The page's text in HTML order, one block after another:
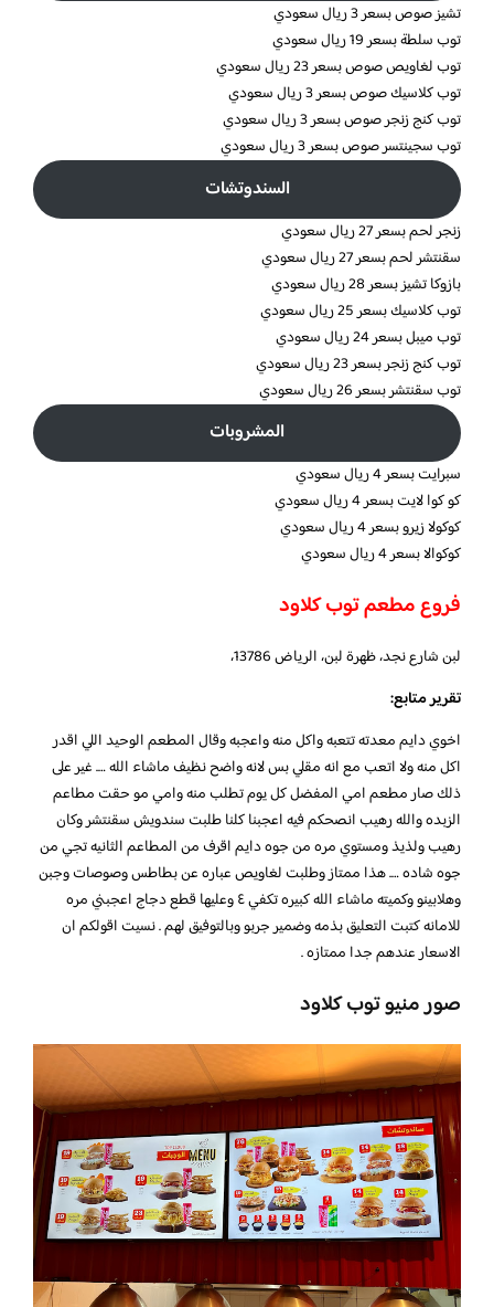
تشيز صوص بسعر 3 ريال سعودي
توب سلطة بسعر 19 ريال سعودي
توب لغاويص صوص بسعر 23 ريال سعودي
توب كلاسيك صوص بسعر 3 ريال سعودي
توب كنج زنجر صوص بسعر 3 ريال سعودي
توب سجينتسر صوص بسعر 3 ريال سعودي
السندوتشات
زنجر لحم بسعر 27 ريال سعودي
سقنتشر لحم بسعر 27 ريال سعودي
بازوكا تشيز بسعر 28 ريال سعودي
توب كلاسيك بسعر 25 ريال سعودي
توب ميبل بسعر 24 ريال سعودي
توب كنج زنجر بسعر 23 ريال سعودي
توب سقنتشر بسعر 26 ريال سعودي
المشروبات
سبرايت بسعر 4 ريال سعودي
كو كوا لايت بسعر 4 ريال سعودي
كوكولا زيرو بسعر 4 ريال سعودي
كوكوالا بسعر 4 ريال سعودي
فروع مطعم توب كلاود
لبن شارع نجد، ظهرة لبن، الرياض 13786،
تقرير متابع:
اخوي دايم معدته تتعبه واكل منه واعجبه وقال المطعم الوحيد اللي اقدر
اكل منه ولا اتعب مع انه مقلي بس لانه واضح نظيف ماشاء الله …. غير على
ذلك صار مطعم امي المفضل كل يوم تطلب منه وامي مو حقت مطاعم
الزبده والله رهيب انصحكم فيه اعجبنا كلنا طلبت سندويش سقنتشر وكان
رهيب ولذيذ ومستوي مره من جوه دايم اقرف من المطاعم الثانيه تجي من
جوه شاده …. هذا ممتاز وطلبت لغاويص عباره عن بطاطس وصوصات وجبن
وهلابينو وكميته ماشاء الله كبيره تكفي ٤ وعليها قطع دجاج اعجبني مره
للامانه كتبت التعليق بذمه وضمير جربو وبالتوفيق لهم . نسيت اقولكم ان
الاسعار عندهم جدا ممتازه .
صور منيو توب كلاود